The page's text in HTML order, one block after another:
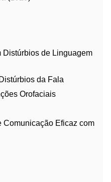
Distúrbios de Linguagem
da Fala
Orofaciais
Comunicação Eficaz com